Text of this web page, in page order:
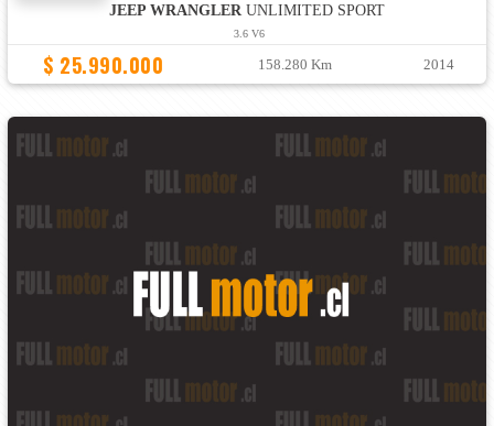
JEEP WRANGLER UNLIMITED SPORT
3.6 V6
$ 25.990.000 158.280 Km 2014